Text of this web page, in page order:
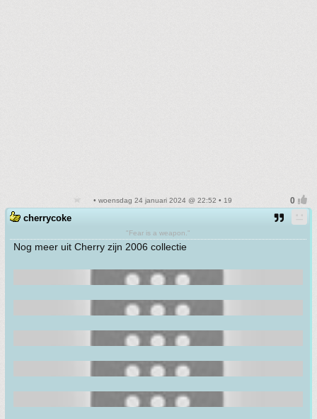
• woensdag 24 januari 2024 @ 22:52 • 19
cherrycoke
"Fear is a weapon."
Nog meer uit Cherry zijn 2006 collectie